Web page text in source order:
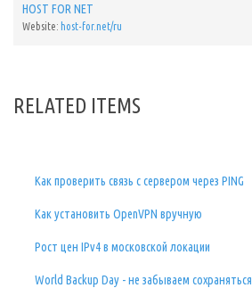
HOST FOR NET
Website: host-for.net/ru
RELATED ITEMS
Как проверить связь с сервером через PING
Как установить OpenVPN вручную
Рост цен IPv4 в московской локации
World Backup Day - не забываем сохраняться